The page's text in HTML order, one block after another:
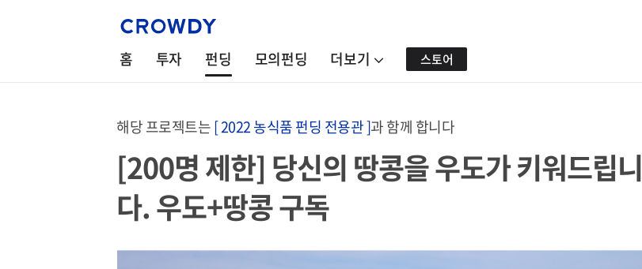
홈 투자 펀딩 모의펀딩 더보기 스토어
해당 프로젝트는[ 2022 농식품 펀딩 전용관 ]과 함께 합니다
[200명 제한] 당신의 땅콩을 우도가 키워드립니
다. 우도+땅콩 구독